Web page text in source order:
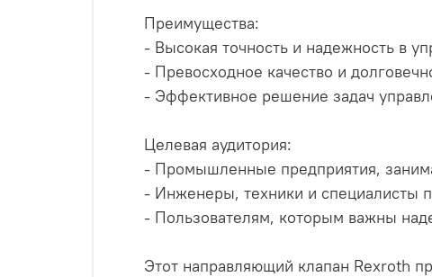
Преимущества:
- Высокая точность и надежность в
- Превосходное качество и
- Эффективное решение задач
Целевая аудитория:
- Промышленные предприятия,
- Инженеры, техники и специалисты
- Пользователям, которым важны
Этот направляющий клапан Rexroth